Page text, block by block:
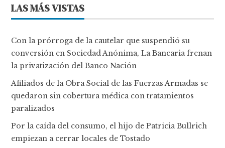
LAS MÁS VISTAS
Con la prórroga de la cautelar que suspendió su
conversión en Sociedad Anónima, La Bancaria frenan
la privatización del Banco Nación
Afiliados de la Obra Social de las Fuerzas Armadas se
quedaron sin cobertura médica con tratamientos
paralizados
Por la caída del consumo, el hijo de Patricia Bullrich
empiezan a cerrar locales de Tostado